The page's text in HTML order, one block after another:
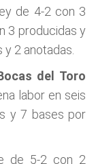
de 4-2 con 3
3 producidas y
2 anotadas.
del Toro
labor en seis
y 7 bases por
de 5-2 con 2